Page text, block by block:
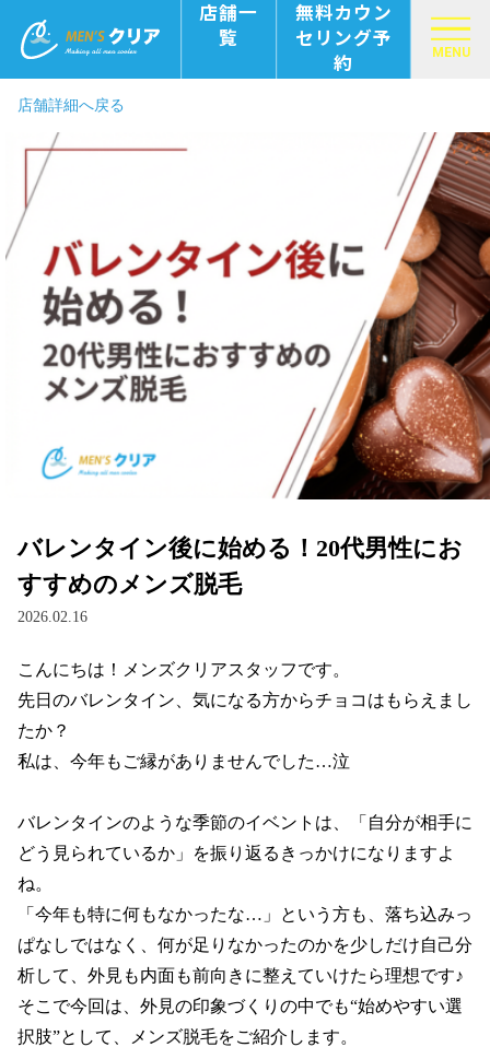
店舗一
覧
無料カウン
セリング予
約
MENU
店舗詳細へ戻る
バレンタイン後に始める！20代男性にお
すすめのメンズ脱毛
2026.02.16
こんにちは！メンズクリアスタッフです。
先日のバレンタイン、気になる方からチョコはもらえまし
たか？
私は、今年もご縁がありませんでした…泣
バレンタインのような季節のイベントは、「自分が相手に
どう見られているか」を振り返るきっかけになりますよ
ね。
「今年も特に何もなかったな…」という方も、落ち込みっ
ぱなしではなく、何が足りなかったのかを少しだけ自己分
析して、外見も内面も前向きに整えていけたら理想です♪
そこで今回は、外見の印象づくりの中でも“始めやすい選
択肢”として、メンズ脱毛をご紹介します。